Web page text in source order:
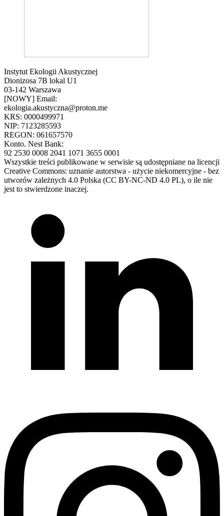
Instytut Ekologii Akustycznej
Dionizosa 7B lokal U1
03-142 Warszawa
[NOWY] Email:
ekologia.akustyczna@proton.me
KRS: 0000499971
NIP: 7123285593
REGON: 061657570
Konto. Nest Bank:
92 2530 0008 2041 1071 3655 0001
Wszystkie treści publikowane w serwisie są udostępniane na licencji
Creative Commons: uznanie autorstwa - użycie niekomercyjne - bez
utworów zależnych 4.0 Polska (CC BY-NC-ND 4.0 PL), o ile nie
jest to stwierdzone inaczej.